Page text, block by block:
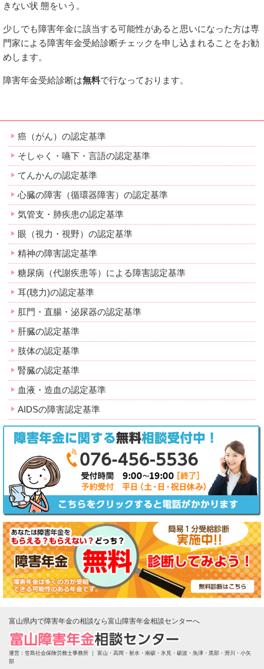
きない状 態をいう。
少しでも障害年金に該当する可能性があると思いになった方は専
門家による障害年金受給診断チェックを申し込まれることをお勧
めします。
障害年金受給診断は無料で行なっております。
癌（がん）の認定基準
そしゃく・嚥下・言語の認定基準
てんかんの認定基準
心臓の障害（循環器障害）の認定基準
気管支・肺疾患の認定基準
眼（視力・視野）の認定基準
精神の障害認定基準
糖尿病（代謝疾患等）による障害認定基準
耳(聴力)の認定基準
肛門・直腸・泌尿器の認定基準
肝臓の認定基準
肢体の認定基準
腎臓の認定基準
血液・造血の認定基準
AIDSの障害認定基準
富山県内で障害年金の相談なら富山障害年金相談センターへ
運営：笠島社会保険労務士事務所 ｜ 富山・高岡・射水・南砺・氷見・砺波・魚津・黒部・滑川・小矢
部